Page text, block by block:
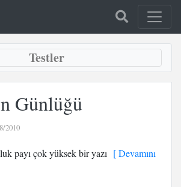
Testler
Günlüğü
2010
payı çok yüksek bir yazı [ Devamını